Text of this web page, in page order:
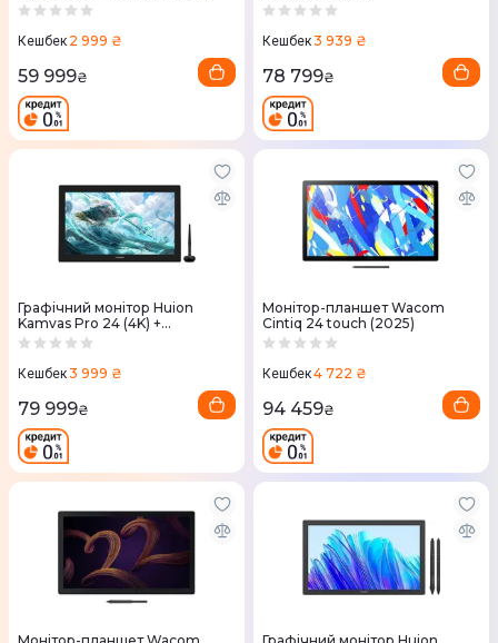
Кешбек 2 999 ₴
59 999₴
Кешбек3 939 ₴
78 799₴
Графічний монітор Huion
Kamvas Pro 24 (4K) +
рукавичка
Кешбек3 999 ₴
79 999₴
Монітор-планшет Wacom
Cintiq 24 touch (2025)
Кешбек4 722 ₴
94 459₴